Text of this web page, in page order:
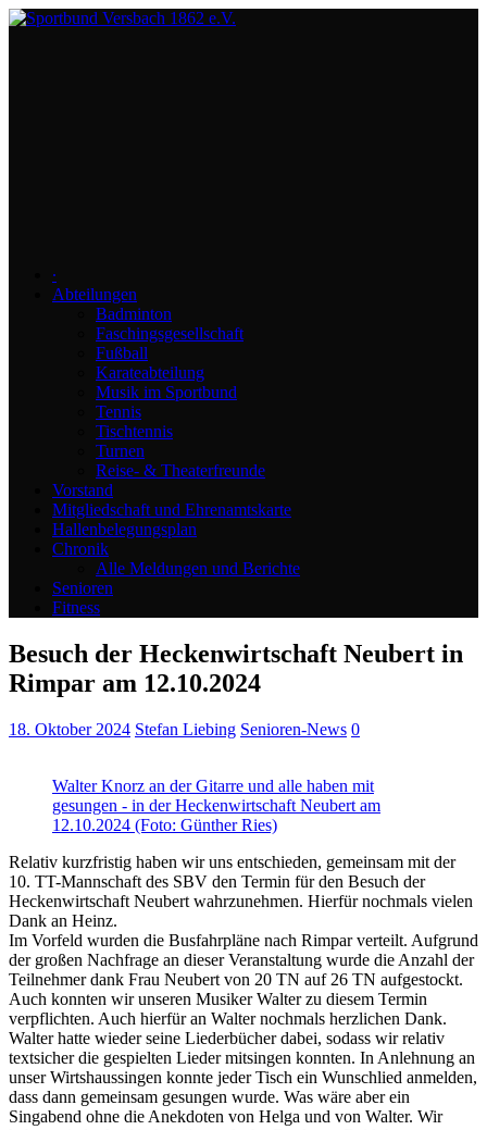
∙
Abteilungen
Badminton
Faschingsgesellschaft
Fußball
Karateabteilung
Musik im Sportbund
Tennis
Tischtennis
Turnen
Reise- & Theaterfreunde
Vorstand
Mitgliedschaft und Ehrenamtskarte
Hallenbelegungsplan
Chronik
Alle Meldungen und Berichte
Senioren
Fitness
Besuch der Heckenwirtschaft Neubert in
Rimpar am 12.10.2024
18. Oktober 2024 Stefan Liebing Senioren-News 0
Walter Knorz an der Gitarre und alle haben mit
gesungen - in der Heckenwirtschaft Neubert am
12.10.2024 (Foto: Günther Ries)
Relativ kurzfristig haben wir uns entschieden, gemeinsam mit der
10. TT-Mannschaft des SBV den Termin für den Besuch der
Heckenwirtschaft Neubert wahrzunehmen. Hierfür nochmals vielen
Dank an Heinz.
Im Vorfeld wurden die Busfahrpläne nach Rimpar verteilt. Aufgrund
der großen Nachfrage an dieser Veranstaltung wurde die Anzahl der
Teilnehmer dank Frau Neubert von 20 TN auf 26 TN aufgestockt.
Auch konnten wir unseren Musiker Walter zu diesem Termin
verpflichten. Auch hierfür an Walter nochmals herzlichen Dank.
Walter hatte wieder seine Liederbücher dabei, sodass wir relativ
textsicher die gespielten Lieder mitsingen konnten. In Anlehnung an
unser Wirtshaussingen konnte jeder Tisch ein Wunschlied anmelden,
dass dann gemeinsam gesungen wurde. Was wäre aber ein
Singabend ohne die Anekdoten von Helga und von Walter. Wir